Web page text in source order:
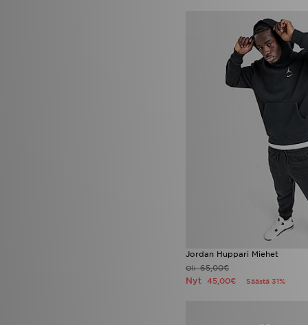
Jordan Huppari Miehet
Oli65,00€
Nyt 45,00€ Säästä 31%